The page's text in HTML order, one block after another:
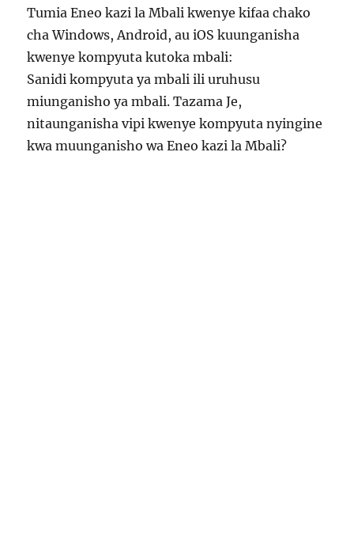
Tumia Eneo kazi la Mbali kwenye kifaa chako
cha Windows, Android, au iOS kuunganisha
kwenye kompyuta kutoka mbali:
Sanidi kompyuta ya mbali ili uruhusu
miunganisho ya mbali. Tazama Je,
nitaunganisha vipi kwenye kompyuta nyingine
kwa muunganisho wa Eneo kazi la Mbali?